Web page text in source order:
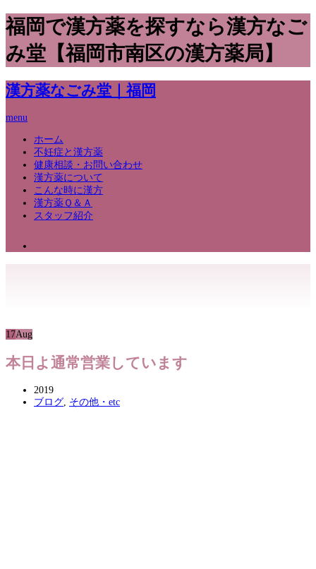
福岡で漢方薬を探すなら漢方なご
み堂【福岡市南区の漢方薬局】
漢方薬なごみ堂｜福岡
menu
ホーム
不妊症と漢方薬
健康相談・お問い合わせ
漢方薬について
こんな時に漢方
漢方薬Ｑ＆Ａ
スタッフ紹介
17Aug
本日よ通常営業しています
2019
ブログ, その他・etc